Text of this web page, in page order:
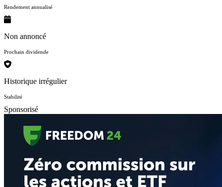
Rendement annualisé
Non annoncé
Prochain dividende
Historique irrégulier
Stabilité
Sponsorisé